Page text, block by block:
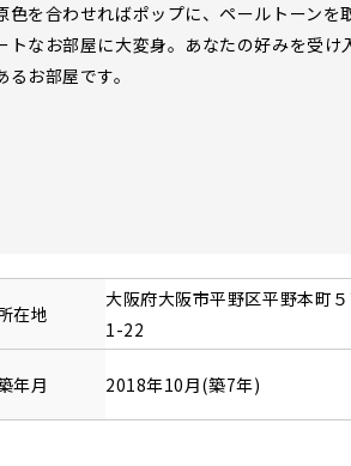
色を合わせればポップに、ペールトーンを
トなお部屋に大変身。あなたの好みを受け
お部屋です。
在地
大阪府大阪市平野区平野本町
1-22
年月 2018年10月(築7年)